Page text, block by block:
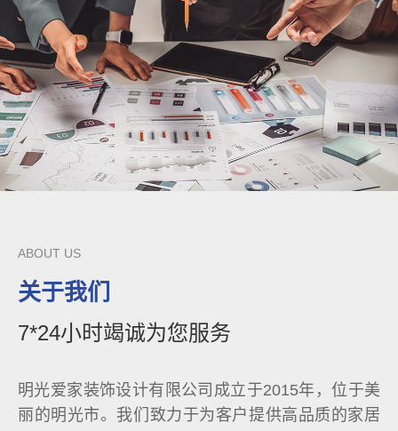
ABOUT US
关于我们
7*24小时竭诚为您服务
明光爱家装饰设计有限公司成立于2015年，位于美
丽的明光市。我们致力于为客户提供高品质的家居